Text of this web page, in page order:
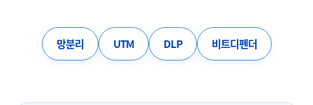
망분리 UTM DLP 비트디펜더